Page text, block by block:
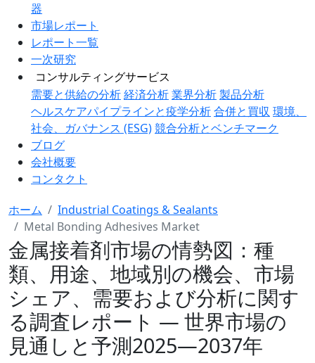
器
市場レポート
レポート一覧
一次研究
コンサルティングサービス
需要と供給の分析経済分析業界分析製品分析
ヘルスケアパイプラインと疫学分析合併と買収 環境、
社会、ガバナンス (ESG)競合分析とベンチマーク
ブログ
会社概要
コンタクト
ホーム
Industrial Coatings & Sealants
Metal Bonding Adhesives Market
金属接着剤市場の情勢図：種
類、用途、地域別の機会、市場
シェア、需要および分析に関す
る調査レポート ― 世界市場の
見通しと予測2025―2037年